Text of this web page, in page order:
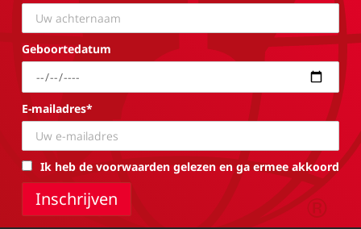
Geboortedatum
E-mailadres*
Ik heb de voorwaarden gelezen en ga ermee akkoord